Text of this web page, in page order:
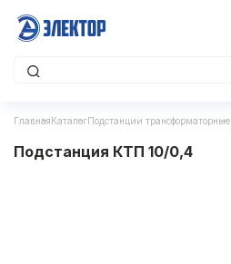
ГлавнаяКаталогПодстанции трансформаторные
Подстанция КТП 10/0,4